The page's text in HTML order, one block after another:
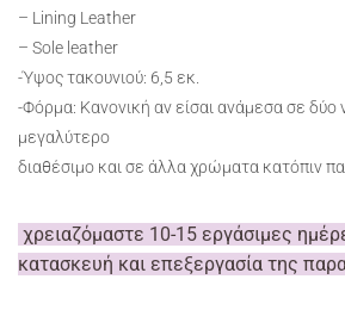
– Lining Leather
– Sole leather
-Ύψος τακουνιού: 6,5 εκ.
-Φόρμα: Κανονική αν είσαι ανάμεσα σε δύο
μεγαλύτερο
διαθέσιμο και σε άλλα χρώματα κατόπιν
χρειαζόμαστε 10-15 εργάσιμες
κατασκευή και επεξεργασία της